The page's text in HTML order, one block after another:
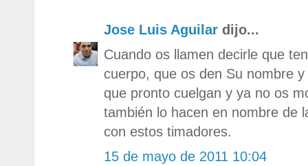
Jose Luis Aguilar dijo...
Cuando os llamen decirle que
cuerpo, que os den Su nombre
que pronto cuelgan y ya no os
también lo hacen en nombre de
con estos timadores.
15 de mayo de 2011 10:04